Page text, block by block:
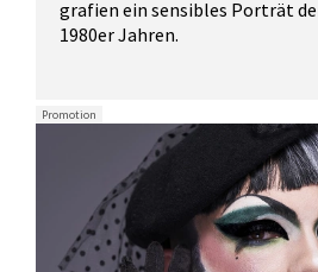
grafien ein sensibles Porträt
1980er Jahren.
Promotion